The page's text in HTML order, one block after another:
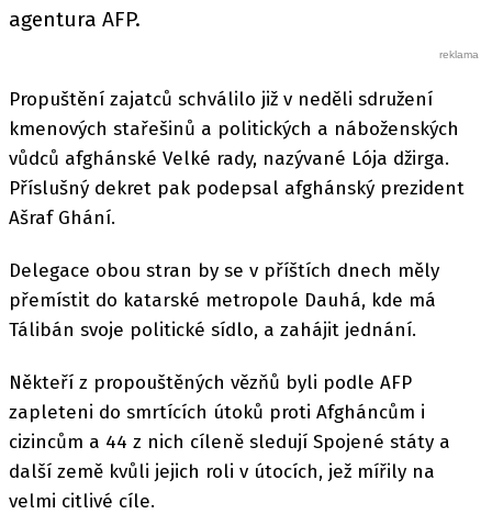
agentura AFP.
Propuštění zajatců schválilo již v neděli sdružení
kmenových stařešinů a politických a náboženských
vůdců afghánské Velké rady, nazývané Lója džirga.
Příslušný dekret pak podepsal afghánský prezident
Ašraf Ghání.
Delegace obou stran by se v příštích dnech měly
přemístit do katarské metropole Dauhá, kde má
Tálibán svoje politické sídlo, a zahájit jednání.
Někteří z propouštěných vězňů byli podle AFP
zapleteni do smrtících útoků proti Afgháncům i
cizincům a 44 z nich cíleně sledují Spojené státy a
další země kvůli jejich roli v útocích, jež mířily na
velmi citlivé cíle.